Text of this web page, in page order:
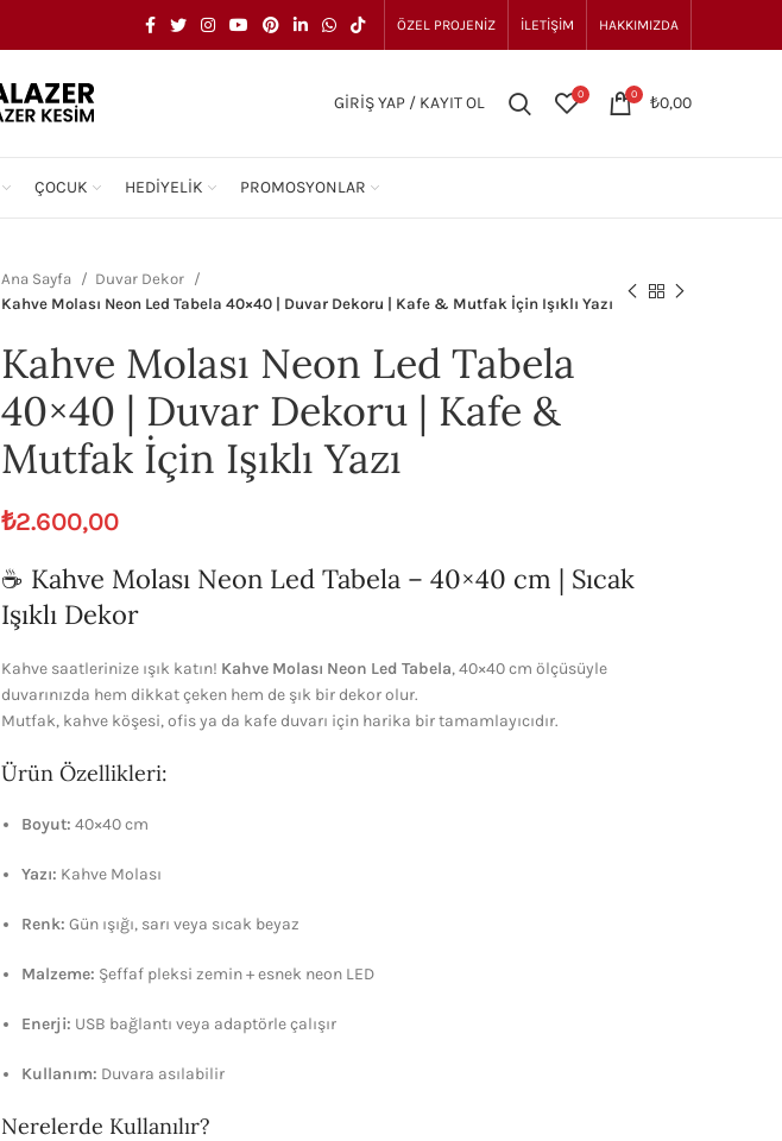
ÖZEL PROJENIZ İLETIŞIM HAKKIMIZDA
GIRIŞ YAP / KAYIT OL 0 0 ₺0,00
ÇOCUK HEDIYELIK PROMOSYONLAR
Ana Sayfa
Duvar Dekor
Kahve Molası Neon Led Tabela 40×40 | Duvar Dekoru | Kafe & Mutfak İçin Işıklı Yazı
Kahve Molası Neon Led Tabela
40×40 | Duvar Dekoru | Kafe &
Mutfak İçin Işıklı Yazı
₺2.600,00
☕ Kahve Molası Neon Led Tabela – 40×40 cm | Sıcak
Işıklı Dekor
Kahve saatlerinize ışık katın! Kahve Molası Neon Led Tabela, 40×40 cm ölçüsüyle
duvarınızda hem dikkat çeken hem de şık bir dekor olur.
Mutfak, kahve köşesi, ofis ya da kafe duvarı için harika bir tamamlayıcıdır.
Ürün Özellikleri:
Boyut: 40×40 cm
Yazı: Kahve Molası
Renk: Gün ışığı, sarı veya sıcak beyaz
Malzeme: Şeffaf pleksi zemin + esnek neon LED
Enerji: USB bağlantı veya adaptörle çalışır
Kullanım: Duvara asılabilir
Nerelerde Kullanılır?